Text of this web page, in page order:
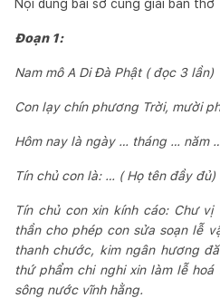
Nội dung bài sớ cúng giải bàn
Đoạn 1:
Nam mô A Di Đà Phật ( đọc 3 lần)
Con lạy chín phương Trời, mười
Hôm nay là ngày … tháng … năm
Tín chủ con là: … ( Họ tên đầy đủ)
Tín chủ con xin kính cáo: Chư
thần cho phép con sửa soạn lễ
thanh chước, kim ngân hương
thứ phẩm chi nghi xin làm lễ
sông nước vĩnh hằng.